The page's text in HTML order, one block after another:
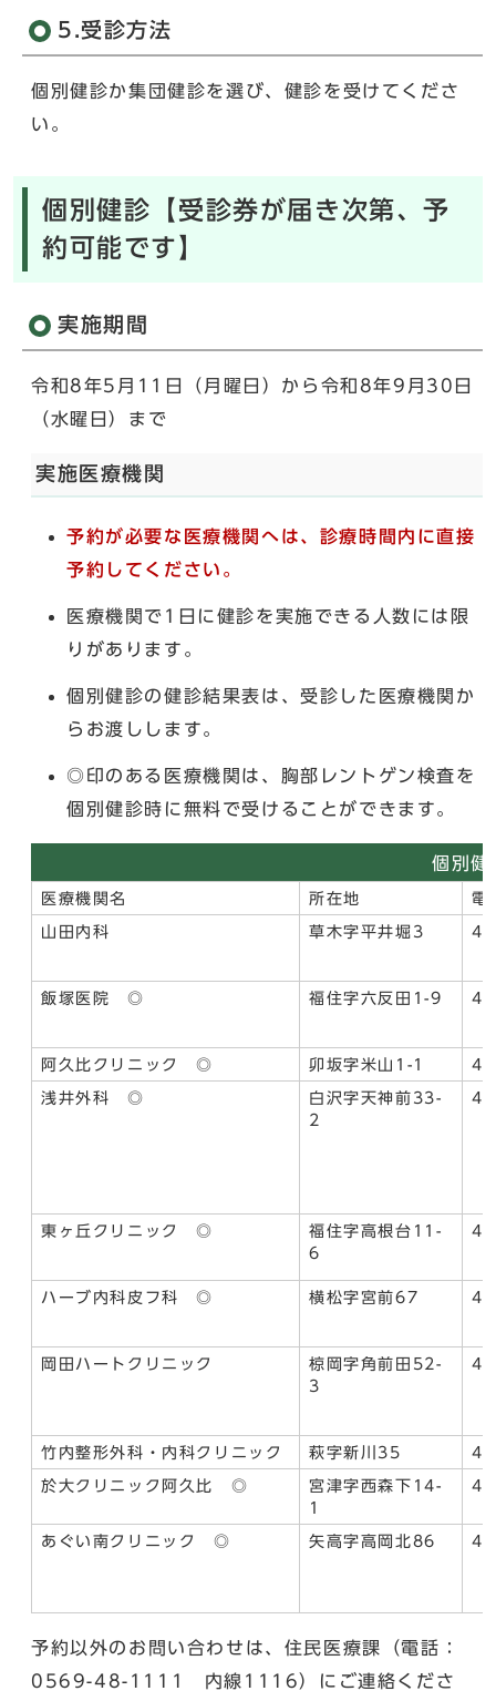
5.受診方法
個別健診か集団健診を選び、健診を受けてくださ
い。
個別健診【受診券が届き次第、予
約可能です】
実施期間
令和8年5月11日（月曜日）から令和8年9月30日
（水曜日）まで
実施医療機関
予約が必要な医療機関へは、診療時間内に直接
予約してください。
医療機関で1日に健診を実施できる人数には限
りがあります。
個別健診の健診結果表は、受診した医療機関か
らお渡しします。
◎印のある医療機関は、胸部レントゲン検査を
個別健診時に無料で受けることができます。
個別健
医療機関名 所在地 電
山田内科 草木字平井堀3
飯塚医院 ◎ 福住字六反田1-9
阿久比クリニック ◎ 卯坂字米山1-1
浅井外科 ◎
白沢字天神前33-
2
東ヶ丘クリニック ◎
福住字高根台11-
6
ハーブ内科皮フ科 ◎ 横松字宮前67
岡田ハートクリニック
椋岡字角前田52-
3
竹内整形外科・内科クリニック 萩字新川35
於大クリニック阿久比 ◎
宮津字西森下14-
1
あぐい南クリニック ◎ 矢高字高岡北86
予約以外のお問い合わせは、住民医療課（電話：
0569-48-1111 内線1116）にご連絡くださ